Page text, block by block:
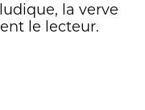
la verve
le lecteur.